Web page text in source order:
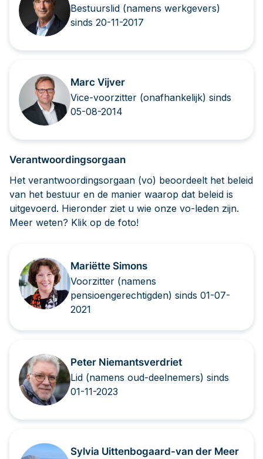
Bestuurslid (namens werkgevers)
sinds 20-11-2017
Marc Vijver
Vice-voorzitter (onafhankelijk) sinds
05-08-2014
Verantwoordingsorgaan
Het verantwoordingsorgaan (vo) beoordeelt het beleid
van het bestuur en de manier waarop dat beleid is
uitgevoerd. Hieronder ziet u wie onze vo-leden zijn.
Meer weten? Klik op de foto!
Mariëtte Simons
Voorzitter (namens
pensioengerechtigden) sinds 01-07-
2021
Peter Niemantsverdriet
Lid (namens oud-deelnemers) sinds
01-11-2023
Sylvia Uittenbogaard-van der Meer